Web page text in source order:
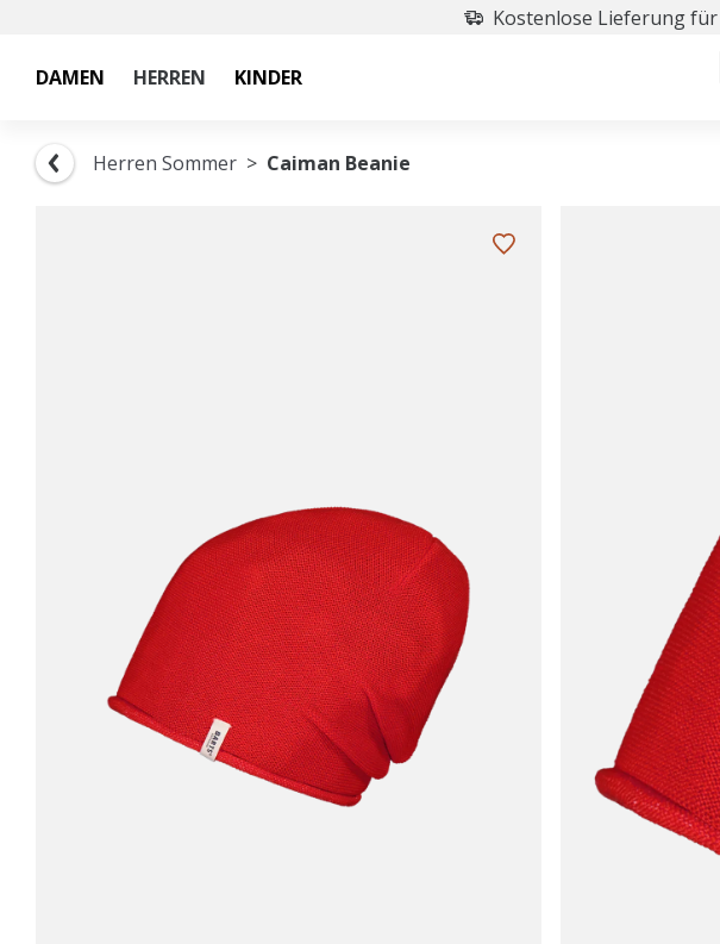
Kostenlose Lieferung
DAMEN HERREN KINDER
Herren Sommer Caiman Beanie